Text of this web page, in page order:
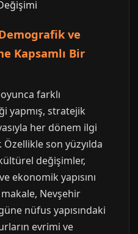
ve
Kapsamlı Bir
farklı
yapmış, stratejik
her dönem ilgi
son yüzyılda
değişimler,
ekonomik yapısını
Nevşehir
nüfus yapısındaki
evrimi ve